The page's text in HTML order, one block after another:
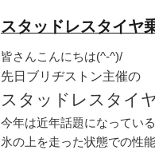
スタッドレスタイヤ
皆さんこんにちは(^-^)/
先日ブリヂストン主催の
スタッドレスタイ
今年は近年話題になってい
氷の上を走った状態での性